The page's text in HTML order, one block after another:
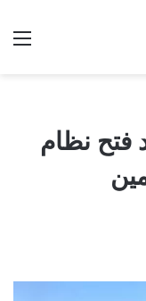
فتح نظام